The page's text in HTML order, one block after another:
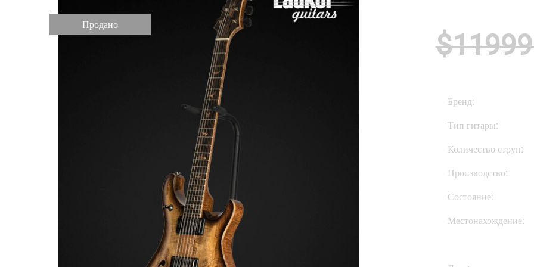
Продано
Бренд:
Тип гитары:
Количество струн:
Производство:
Состояние:
Местонахождение: